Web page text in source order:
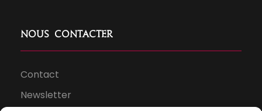
Nous contacter
Contact
Newsletter